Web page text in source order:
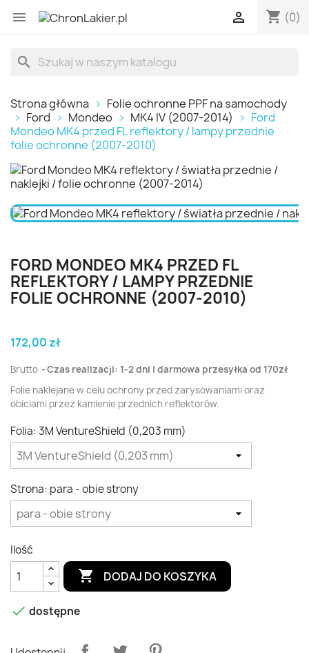
 shopping_cart (0)

search
Strona główna
Folie ochronne PPF na samochody
Ford
Mondeo MK4 IV (2007-2014)
Ford
Mondeo MK4 przed FL reflektory / lampy przednie
folie ochronne (2007-2010)
FORD MONDEO MK4 PRZED FL
REFLEKTORY / LAMPY PRZEDNIE
FOLIE OCHRONNE (2007-2010)
172,00 zł
Brutto
Czas realizacji: 1-2 dni | darmowa przesyłka od 170zł
Folie naklejane w celu ochrony przed zarysowaniami oraz
obiciami przez kamienie przednich reflektorów.
Folia: 3M VentureShield (0,203 mm)
Strona: para - obie strony
Ilość
 DODAJ DO KOSZYKA
 dostępne